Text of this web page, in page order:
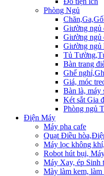
Phòng Ngủ
Giường ngủ
Giường ngủ
Giường ngủ
Tủ
Bàn trang
Ghế
Giá, móc
Bàn là, máy
Két sắt Gia
Phòng ngủ
Điện Máy
Máy pha cafe
Quạt Điều
Máy lọc không
Robot hút bụi,
Máy Xay, ép Sinh
Mày làm kem, làm